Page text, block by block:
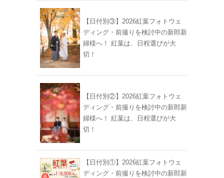
【日付別③】2026紅葉フォトウェ
ディング・前撮りを検討中の新郎新
婦様へ！ 紅葉は、日程選びが大
切！
【日付別②】2026紅葉フォトウェ
ディング・前撮りを検討中の新郎新
婦様へ！ 紅葉は、日程選びが大
切！
【日付別①】2026紅葉フォトウェ
ディング・前撮りを検討中の新郎新